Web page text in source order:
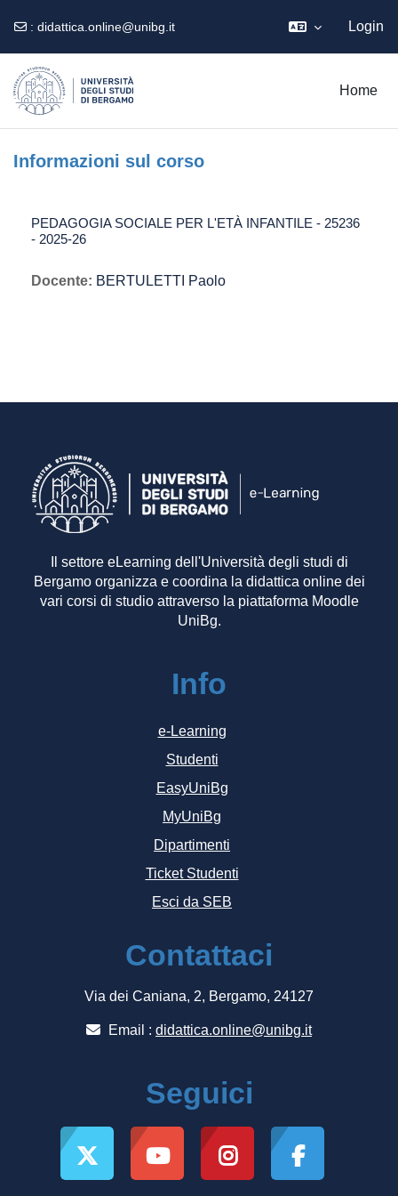
: didattica.online@unibg.it Login
Home
Informazioni sul corso
PEDAGOGIA SOCIALE PER L'ETÀ INFANTILE - 25236
- 2025-26
Docente: BERTULETTI Paolo
Il settore eLearning dell'Università degli studi di
Bergamo organizza e coordina la didattica online dei
vari corsi di studio attraverso la piattaforma Moodle
UniBg.
Info
e-Learning
Studenti
EasyUniBg
MyUniBg
Dipartimenti
Ticket Studenti
Esci da SEB
Contattaci
Via dei Caniana, 2, Bergamo, 24127
Email : didattica.online@unibg.it
Seguici